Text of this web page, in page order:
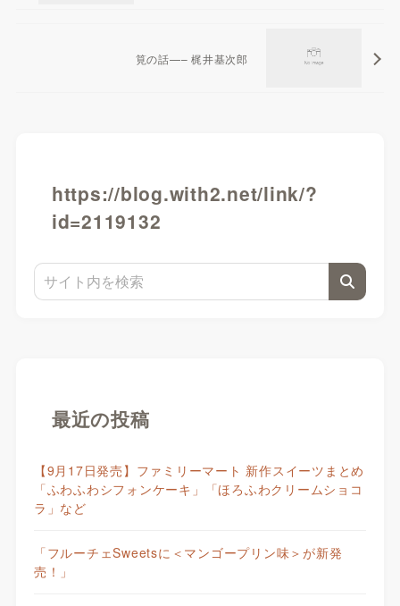
筧の話—– 梶井基次郎
https://blog.with2.net/link/?
id=2119132
最近の投稿
【9月17日発売】ファミリーマート 新作スイーツまとめ
「ふわふわシフォンケーキ」「ほろふわクリームショコ
ラ」など
「フルーチェSweetsに＜マンゴープリン味＞が新発
売！」